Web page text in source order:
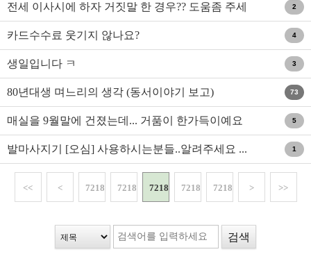
전세 이사시에 하자 거짓말 한 경우?? 도움좀 주세
요!!
2
카드수수료 웃기지 않나요? 4
생일입니다 ㅋ 3
80년대생 며느리의 생각 (동서이야기 보고) 73
매실을 9월말에 건졌는데... 거품이 한가득이예요 5
발마사지기 [오심] 사용하시는분들..알려주세요 ... 1
<< < 72181 72182 72183 72184 72185 > >>